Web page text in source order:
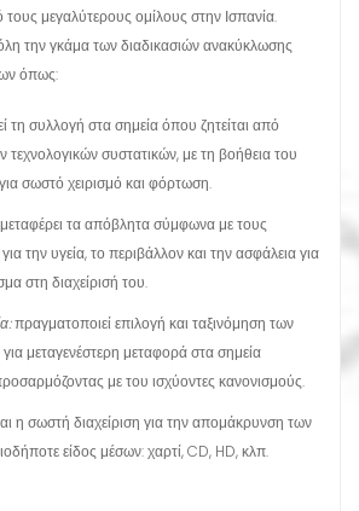
τους μεγαλύτερους ομίλους στην Ισπανία.
όλη την γκάμα των διαδικασιών ανακύκλωσης
όπως:
τη συλλογή στα σημεία όπου ζητείται από
τεχνολογικών συστατικών, με τη βοήθεια του
σωστό χειρισμό και φόρτωση.
τα απόβλητα σύμφωνα με τους
την υγεία, το περιβάλλον και την ασφάλεια για
στη διαχείρισή του.
πραγματοποιεί επιλογή και ταξινόμηση των
μεταγενέστερη μεταφορά στα σημεία
με του ισχύοντες κανονισμούς.
η σωστή διαχείριση για την απομάκρυνση των
είδος μέσων: χαρτί, CD, HD, κλπ.